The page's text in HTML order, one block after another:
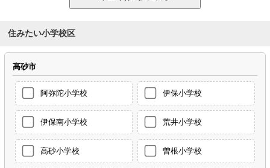
住みたい小学校区
高砂市
阿弥陀小学校 伊保小学校
伊保南小学校 荒井小学校
高砂小学校 曽根小学校